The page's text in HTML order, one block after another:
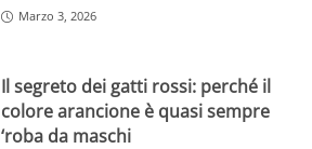
Marzo 3, 2026
Il segreto dei gatti rossi: perché il
colore arancione è quasi sempre
‘roba da maschi